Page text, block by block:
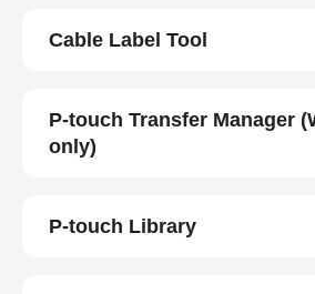
Cable Label Tool
P-touch Transfer Manager
only)
P-touch Library